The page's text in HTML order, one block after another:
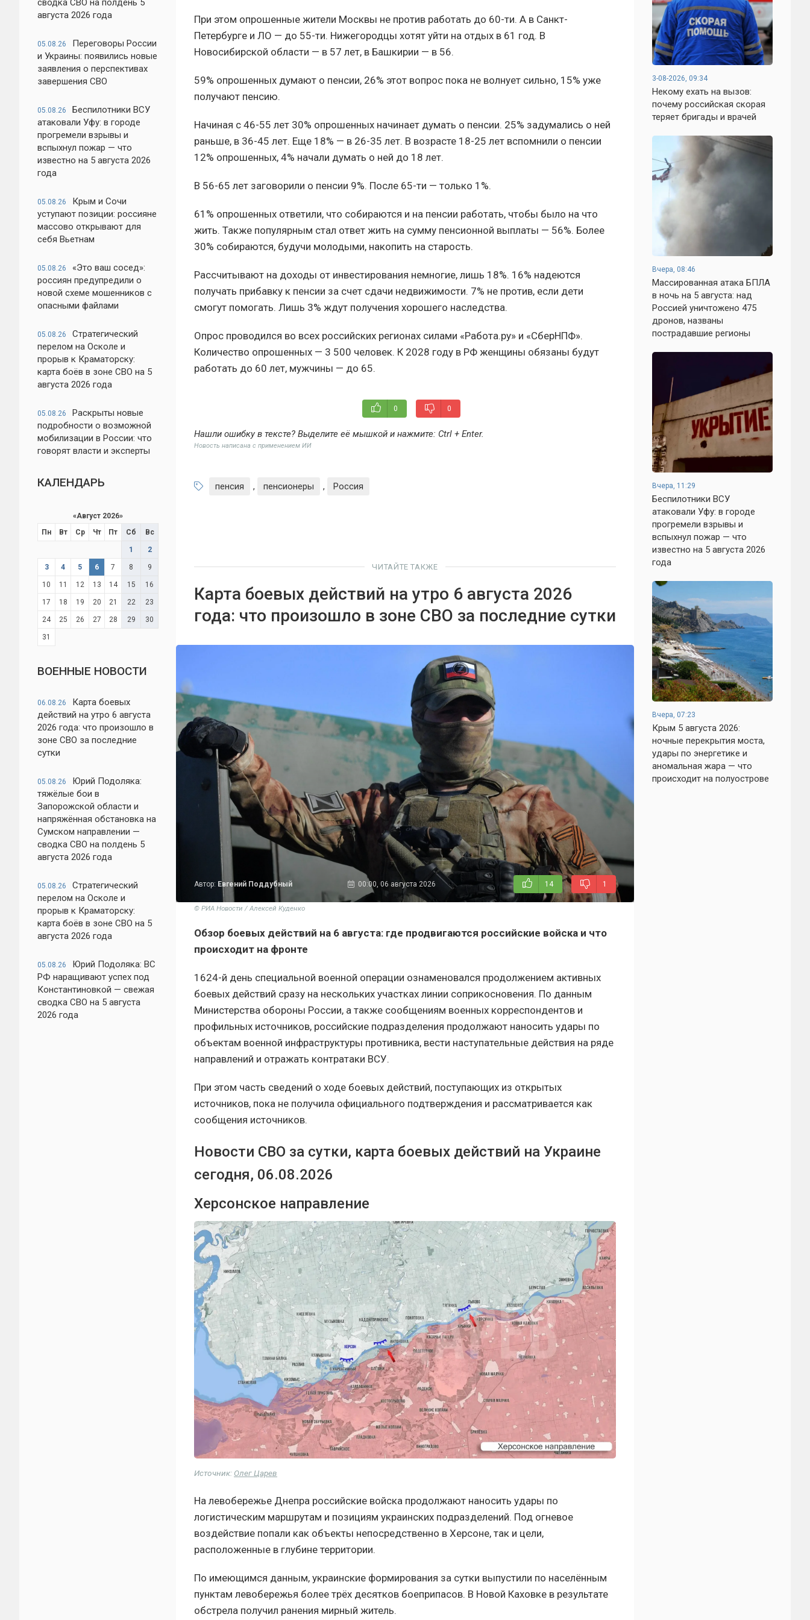
сводка СВО на полдень 5
августа 2026 года
05.08.26
Переговоры России
и Украины: появились новые
заявления о перспективах
завершения СВО
05.08.26
Беспилотники ВСУ
атаковали Уфу: в городе
прогремели взрывы и
вспыхнул пожар — что
известно на 5 августа 2026
года
05.08.26
Крым и Сочи
уступают позиции: россияне
массово открывают для
себя Вьетнам
05.08.26
«Это ваш сосед»:
россиян предупредили о
новой схеме мошенников с
опасными файлами
05.08.26
Стратегический
перелом на Осколе и
прорыв к Краматорску:
карта боёв в зоне СВО на 5
августа 2026 года
05.08.26
Раскрыты новые
подробности о возможной
мобилизации в России: что
говорят власти и эксперты
КАЛЕНДАРЬ
«Август 2026»
Пн
Вт Ср Чт Пт Сб Вс
1 2
3 4 5 6 7 8 9
10 11 12 13 14 15 16
17 18 19 20 21 22 23
24 25 26 27 28 29 30
31
ВОЕННЫЕ НОВОСТИ
06.08.26
Карта боевых
действий на утро 6 августа
2026 года: что произошло в
зоне СВО за последние
сутки
05.08.26
Юрий Подоляка:
тяжёлые бои в
Запорожской области и
напряжённая обстановка на
Сумском направлении —
сводка СВО на полдень 5
августа 2026 года
05.08.26
Стратегический
перелом на Осколе и
прорыв к Краматорску:
карта боёв в зоне СВО на 5
августа 2026 года
05.08.26
Юрий Подоляка: ВС
РФ наращивают успех под
Константиновкой — свежая
сводка СВО на 5 августа
2026 года
При этом опрошенные жители Москвы не против работать до 60-ти. А в Санкт-
Петербурге и ЛО — до 55-ти. Нижегородцы хотят уйти на отдых в 61 год. В
Новосибирской области — в 57 лет, в Башкирии — в 56.
59% опрошенных думают о пенсии, 26% этот вопрос пока не волнует сильно, 15% уже
получают пенсию.
Начиная с 46-55 лет 30% опрошенных начинает думать о пенсии. 25% задумались о ней
раньше, в 36-45 лет. Еще 18% — в 26-35 лет. В возрасте 18-25 лет вспомнили о пенсии
12% опрошенных, 4% начали думать о ней до 18 лет.
В 56-65 лет заговорили о пенсии 9%. После 65-ти — только 1%.
61% опрошенных ответили, что собираются и на пенсии работать, чтобы было на что
жить. Также популярным стал ответ жить на сумму пенсионной выплаты — 56%. Более
30% собираются, будучи молодыми, накопить на старость.
Рассчитывают на доходы от инвестирования немногие, лишь 18%. 16% надеются
получать прибавку к пенсии за счет сдачи недвижимости. 7% не против, если дети
смогут помогать. Лишь 3% ждут получения хорошего наследства.
Опрос проводился во всех российских регионах силами «Работа.ру» и «СберНПФ».
Количество опрошенных — 3 500 человек. К 2028 году в РФ женщины обязаны будут
работать до 60 лет, мужчины — до 65.
0 0
Нашли ошибку в тексте? Выделите её мышкой и нажмите: Ctrl + Enter.
Новость написана с применением ИИ
пенсия , пенсионеры , Россия
ЧИТАЙТЕ ТАКЖЕ
Карта боевых действий на утро 6 августа 2026
года: что произошло в зоне СВО за последние сутки
Автор: Евгений Поддубный 00:00, 06 августа 2026 14 1
© РИА Новости / Алексей Куденко
Обзор боевых действий на 6 августа: где продвигаются российские войска и что
происходит на фронте
1624-й день специальной военной операции ознаменовался продолжением активных
боевых действий сразу на нескольких участках линии соприкосновения. По данным
Министерства обороны России, а также сообщениям военных корреспондентов и
профильных источников, российские подразделения продолжают наносить удары по
объектам военной инфраструктуры противника, вести наступательные действия на ряде
направлений и отражать контратаки ВСУ.
При этом часть сведений о ходе боевых действий, поступающих из открытых
источников, пока не получила официального подтверждения и рассматривается как
сообщения источников.
Новости СВО за сутки, карта боевых действий на Украине
сегодня, 06.08.2026
Херсонское направление
Источник: Олег Царев
На левобережье Днепра российские войска продолжают наносить удары по
логистическим маршрутам и позициям украинских подразделений. Под огневое
воздействие попали как объекты непосредственно в Херсоне, так и цели,
расположенные в глубине территории.
По имеющимся данным, украинские формирования за сутки выпустили по населённым
пунктам левобережья более трёх десятков боеприпасов. В Новой Каховке в результате
обстрела получил ранения мирный житель.
3-08-2026, 09:34
Некому ехать на вызов:
почему российская скорая
теряет бригады и врачей
Вчера, 08:46
Массированная атака БПЛА
в ночь на 5 августа: над
Россией уничтожено 475
дронов, названы
пострадавшие регионы
Вчера, 11:29
Беспилотники ВСУ
атаковали Уфу: в городе
прогремели взрывы и
вспыхнул пожар — что
известно на 5 августа 2026
года
Вчера, 07:23
Крым 5 августа 2026:
ночные перекрытия моста,
удары по энергетике и
аномальная жара — что
происходит на полуострове